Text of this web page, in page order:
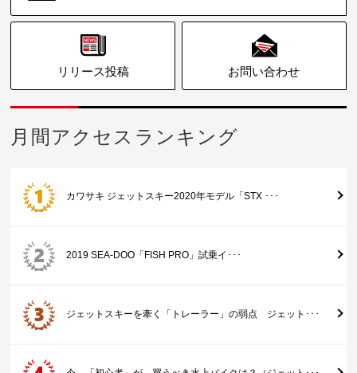
リリース投稿 お問い合わせ
月間アクセスランキング
カワサキ ジェットスキー2020年モデル「STX ･･･
2019 SEA-DOO「FISH PRO」試乗イ･･･
ジェットスキーを牽く「トレーラー」の弱点 ジェット･･･